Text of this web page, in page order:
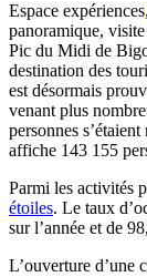
Espace expériences,
panoramique,
Pic du Midi de
destination des
est désormais
venant plus
personnes
affiche 143 155
Parmi les activités
étoiles. Le taux
sur l’année et de
L’ouverture d’une